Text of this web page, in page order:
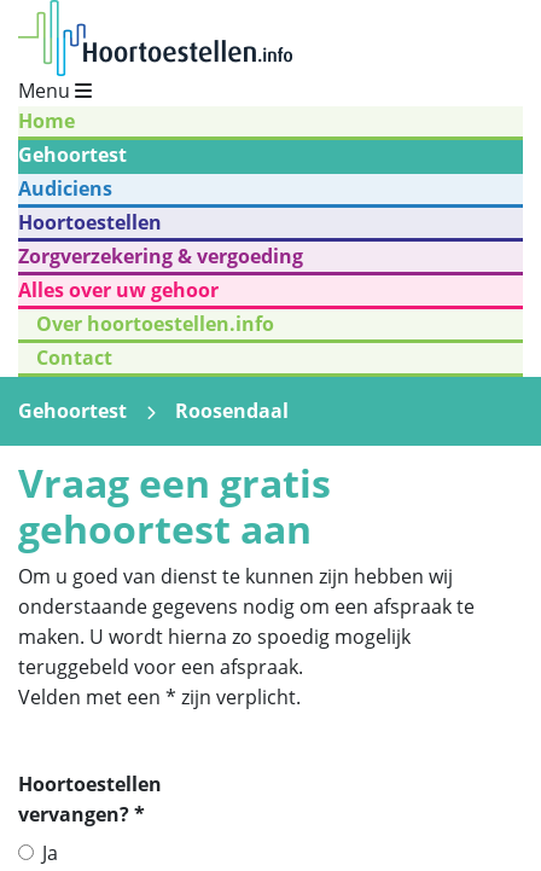
Menu
Home
Gehoortest
Audiciens
Hoortoestellen
Zorgverzekering & vergoeding
Alles over uw gehoor
Over hoortoestellen.info
Contact
Gehoortest
Roosendaal
Vraag een gratis
gehoortest aan
Om u goed van dienst te kunnen zijn hebben wij
onderstaande gegevens nodig om een afspraak te
maken. U wordt hierna zo spoedig mogelijk
teruggebeld voor een afspraak.
Velden met een * zijn verplicht.
Hoortoestellen
vervangen? *
Ja